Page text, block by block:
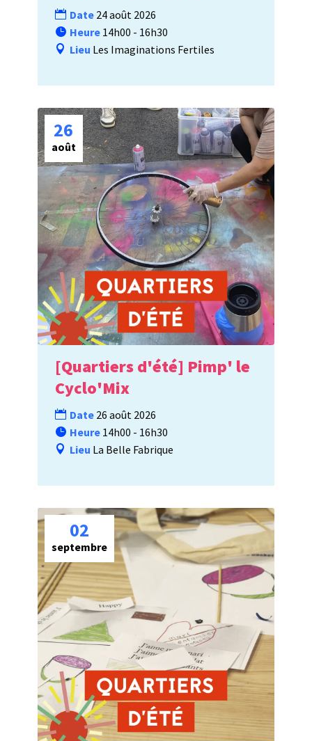
Date 24 août 2026
Heure 14h00 - 16h30
Lieu Les Imaginations Fertiles
26
août
[Quartiers d'été] Pimp' le
Cyclo'Mix
Date 26 août 2026
Heure 14h00 - 16h30
Lieu La Belle Fabrique
02
septembre